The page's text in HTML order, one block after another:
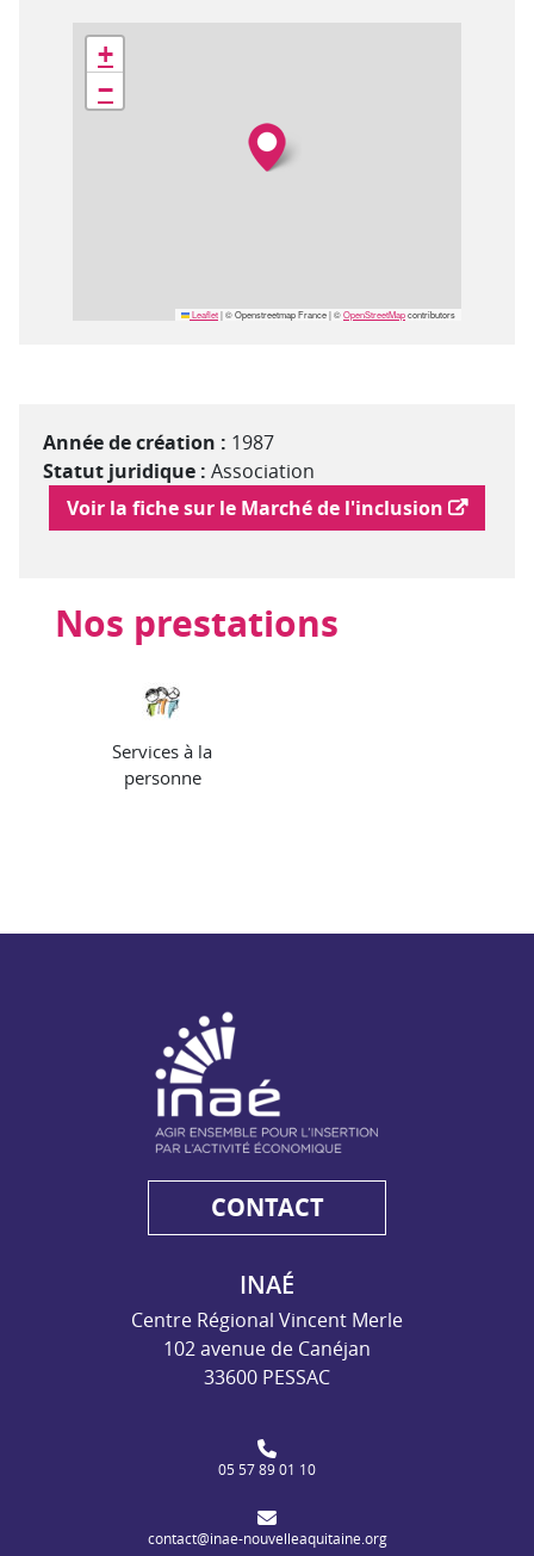
Géolocalisation
+
−
Leaflet|© Openstreetmap France | ©OpenStreetMapcontributors
Année de création : 1987
Statut juridique : Association
Lien vers le marché de l'inclusion
Voir la fiche sur le Marché de l'inclusion
Nos prestations
Services à la
personne
- Agir ensemble pour l'insertion par l'activité
CONTACT
INAÉ
Centre Régional Vincent Merle
102 avenue de Canéjan
33600 PESSAC
05 57 89 01 10
contact@inae-nouvelleaquitaine.org